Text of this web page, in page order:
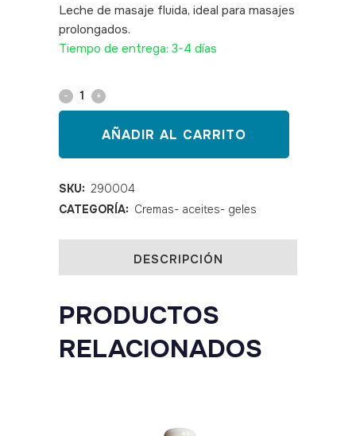
Leche de masaje fluida, ideal para masajes
prolongados.
Tiempo de entrega: 3-4 días
Leche
masaje
1
litro
quantity
AÑADIR AL CARRITO
SKU: 290004
CATEGORÍA: Cremas- aceites- geles
DESCRIPCIÓN
PRODUCTOS
RELACIONADOS